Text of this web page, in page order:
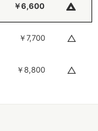
￥6,600 △
￥7,700 △
￥8,800 △